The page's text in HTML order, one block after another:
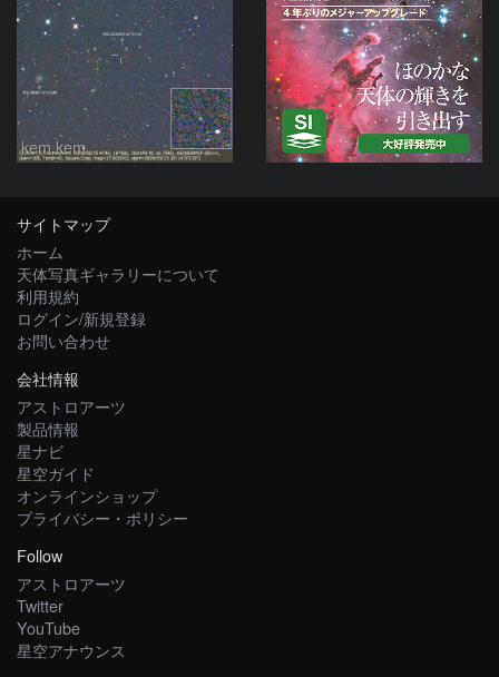
kem.kem
サイトマップ
ホーム
天体写真ギャラリーについて
利用規約
ログイン/新規登録
お問い合わせ
会社情報
アストロアーツ
製品情報
星ナビ
星空ガイド
オンラインショップ
プライバシー・ポリシー
Follow
アストロアーツ
Twitter
YouTube
星空アナウンス